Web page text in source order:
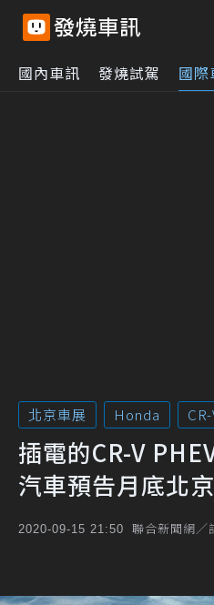
國內車訊 發燒試駕 國際
北京車展 Honda
插電的CR-V
汽車預告月底北
2020-09-15 21:50 聯合新聞網／